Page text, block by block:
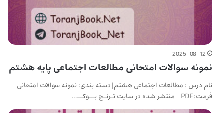
2025-08-12
نمونه سوالات امتحانی مطالعات اجتماعی پایه هشتم
نام درس : مطالعات اجتماعی هشتم| دسته بندی: نمونه سوالات امتحانی
فرمت: PDF منتشر شده در سایت تـرنـج بــوکــ…